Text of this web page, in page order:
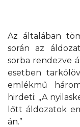
Az általában
során az
sorba rendezve
esetben
emlékmű
hirdeti: „A
lőtt áldozatok
án.”